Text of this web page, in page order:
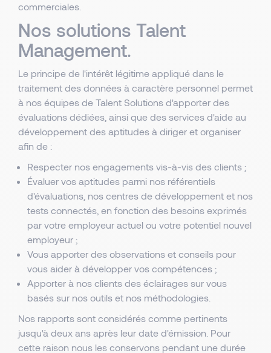
commerciales.
Nos solutions Talent
Management.
Le principe de l'intérêt légitime appliqué dans le
traitement des données à caractère personnel permet
à nos équipes de Talent Solutions d'apporter des
évaluations dédiées, ainsi que des services d'aide au
développement des aptitudes à diriger et organiser
afin de :
Respecter nos engagements vis-à-vis des clients ;
Évaluer vos aptitudes parmi nos référentiels
d'évaluations, nos centres de développement et nos
tests connectés, en fonction des besoins exprimés
par votre employeur actuel ou votre potentiel nouvel
employeur ;
Vous apporter des observations et conseils pour
vous aider à développer vos compétences ;
Apporter à nos clients des éclairages sur vous
basés sur nos outils et nos méthodologies.
Nos rapports sont considérés comme pertinents
jusqu'à deux ans après leur date d'émission. Pour
cette raison nous les conservons pendant une durée